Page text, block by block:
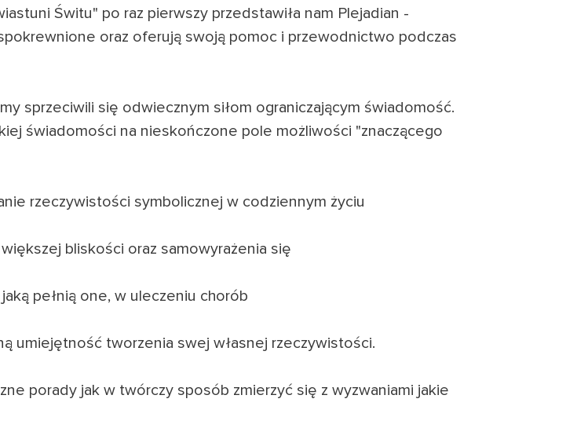
Świtu" po raz pierwszy przedstawiła nam Plejadian -
oraz oferują swoją pomoc i przewodnictwo podczas
sprzeciwili się odwiecznym siłom ograniczającym świadomość.
świadomości na nieskończone pole możliwości "znaczącego
rzeczywistości symbolicznej w codziennym życiu
bliskości oraz samowyrażenia się
pełnią one, w uleczeniu chorób
umiejętność tworzenia swej własnej rzeczywistości.
porady jak w twórczy sposób zmierzyć się z wyzwaniami jakie